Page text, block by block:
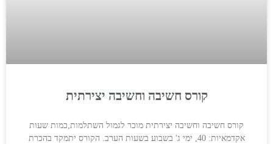
קורס חשיבה וחשיבה יצירתית
קורס חשיבה וחשיבה יצירתית מוכר לגמול השתלמות,כמות שעות
אקדמאיות: 40, ימי ג' בשבוע בשעות הערב. הקורס יתמקד בהכרת